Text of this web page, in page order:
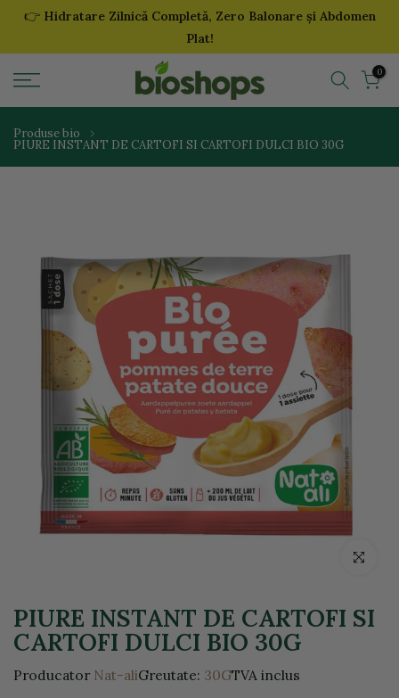
Sari
👉 Hidratare Zilnică Completă, Zero Balonare și Abdomen
Plat!
0
Produse bio
PIURE INSTANT DE CARTOFI SI CARTOFI DULCI BIO 30G
Click
PIURE INSTANT DE CARTOFI SI
CARTOFI DULCI BIO 30G
Producator Nat-aliGreutate: 30GTVA inclus